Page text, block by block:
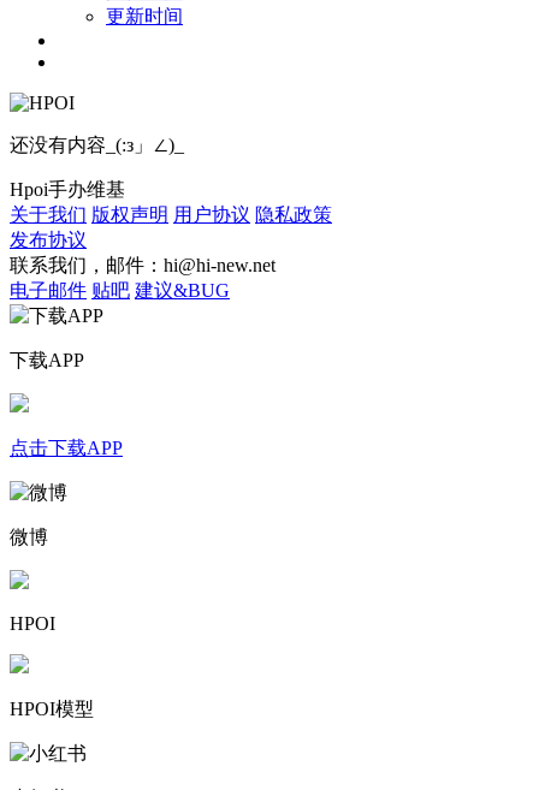
更新时间
还没有内容_(:з」∠)_
Hpoi手办维基
关于我们 版权声明 用户协议 隐私政策
发布协议
联系我们，邮件：hi@hi-new.net
电子邮件 贴吧 建议&BUG
下载APP
点击下载APP
微博
HPOI
HPOI模型